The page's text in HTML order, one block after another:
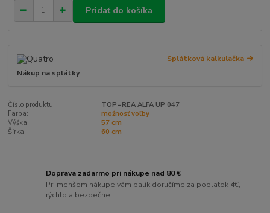
Pridať do košíka
Splátková kalkulačka
Nákup na splátky
Číslo produktu:
TOP=REA ALFA UP 047
Farba:
možnosť voľby
Výška:
57 cm
Šírka:
60 cm
Doprava zadarmo pri nákupe nad 80 €
Pri menšom nákupe vám balík doručíme za poplatok 4€,
rýchlo a bezpečne